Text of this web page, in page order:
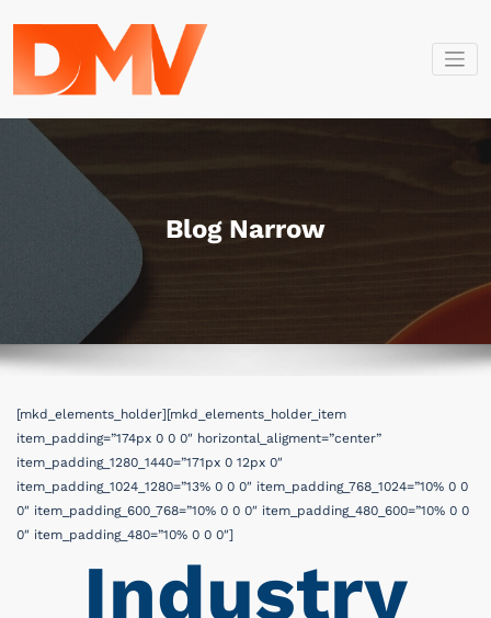
Dmv Bilişim
Blog Narrow
[mkd_elements_holder][mkd_elements_holder_item
item_padding=”174px 0 0 0″ horizontal_aligment=”center”
item_padding_1280_1440=”171px 0 12px 0″
item_padding_1024_1280=”13% 0 0 0″ item_padding_768_1024=”10% 0 0
0″ item_padding_600_768=”10% 0 0 0″ item_padding_480_600=”10% 0 0
0″ item_padding_480=”10% 0 0 0″]
Industry